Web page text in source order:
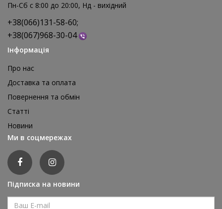
Реквізит для аніматора Мішки для стрибків, 4 шт
Пн-Сб с 8:00 до 20:00, Нд - вихідний
+38(066)131-58-60;
+38(067)968-30-04
Інформація
Про нас
Доставка та оплата
Повернення та обмін
Статті
Новини
Ми в соцмережах
Підписка на новини